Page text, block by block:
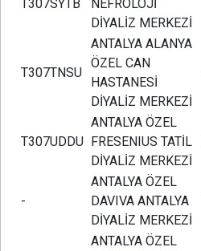
T307SYTB
NEFROLOJİ
DİYALİZ MERKEZİ
T307TNSU
ANTALYA ALANYA
ÖZEL CAN
HASTANESİ
DİYALİZ MERKEZİ
T307UDDU
ANTALYA ÖZEL
FRESENIUS TATİL
DİYALİZ MERKEZİ
-
ANTALYA ÖZEL
DAVIVA ANTALYA
DİYALİZ MERKEZİ
ANTALYA ÖZEL